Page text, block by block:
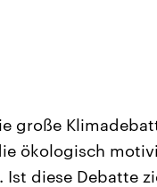
große
ökologisch
diese Debatte